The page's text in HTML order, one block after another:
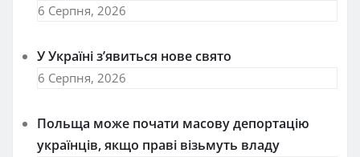
6 Серпня, 2026
У Україні з’явиться нове свято
6 Серпня, 2026
Польща може почати масову депортацію
українців, якщо праві візьмуть владу